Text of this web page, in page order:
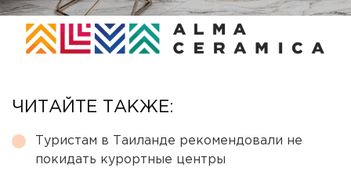
ЧИТАЙТЕ ТАКЖЕ:
Туристам в Таиланде рекомендовали не
покидать курортные центры